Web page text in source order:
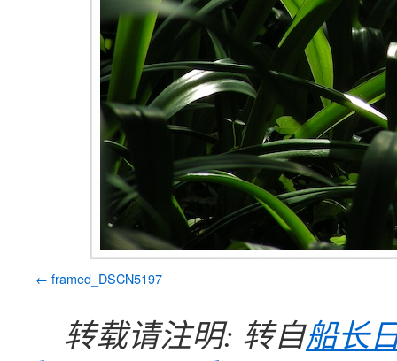
framed_DSCN5197
转载请注明: 转自船长